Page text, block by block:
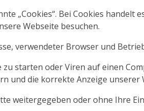
„Cookies“. Bei Cookies
Webseite besuchen.
verwendeter Browser und
starten oder Viren auf einen
und die korrekte Anzeige unserer
weitergegeben oder ohne Ihre